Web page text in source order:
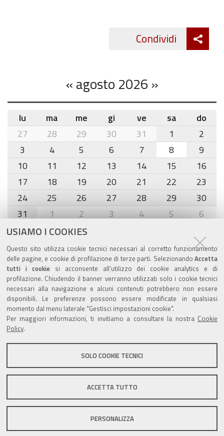
USIAMO I COOKIES
Questo sito utilizza cookie tecnici necessari al corretto funzionamento
delle pagine, e cookie di profilazione di terze parti. Selezionando Accetta
tutti i cookiesi acconsente all’utilizzo dei cookie analytics e di
profilazione. Chiudendo il banner verranno utilizzati solo i cookie tecnici
necessari alla navigazione e alcuni contenuti potrebbero non essere
disponibili. Le preferenze possono essere modificate in qualsiasi
momento dal menu laterale "Gestisci impostazioni cookie".
Per maggiori informazioni, ti invitiamo a consultare la nostra Cookie
Policy.
SOLO COOKIE TECNICI
ACCETTA TUTTO
PERSONALIZZA
Condividi
«agosto 2026 »
month-
8
lu ma me gi ve sa
do
27
28 29 30 31 1
2
3
4 5 6 7 8
9
10
11 12 13 14 15
16
17
18 19 20 21 22
23
24
25 26 27 28 29
30
31
1 2 3 4 5 6
Agenda eventi
torna alla sezione
Valuta questo sito
Sito istituzionale Comune di Zola Predosa
DPO |Accessibilità